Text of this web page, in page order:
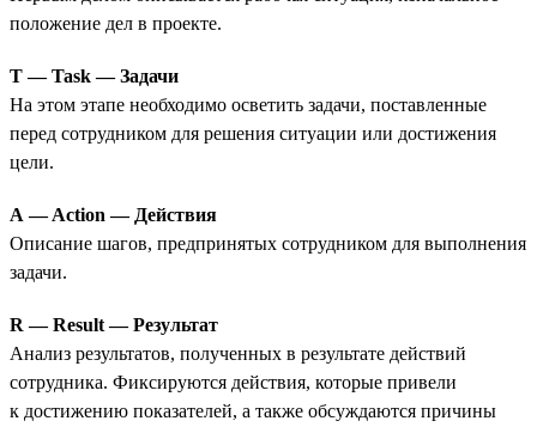
положение дел в проекте.
T — Task — Задачи
На этом этапе необходимо осветить задачи, поставленные
перед сотрудником для решения ситуации или достижения
цели.
A — Action — Действия
Описание шагов, предпринятых сотрудником для выполнения
задачи.
R — Result — Результат
Анализ результатов, полученных в результате действий
сотрудника. Фиксируются действия, которые привели
к достижению показателей, а также обсуждаются причины